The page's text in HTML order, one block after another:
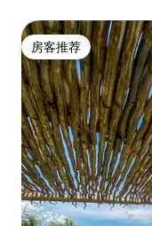
房客推荐
房客推荐